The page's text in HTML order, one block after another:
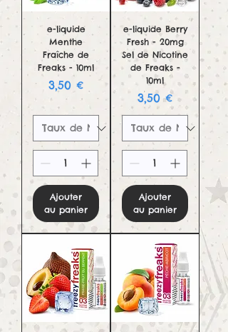
e-liquide
Menthe
Fraîche de
Freaks - 10ml
Prix
3,50 €
Ajouter
au panier
e-liquide Berry
Fresh - 20mg
Sel de Nicotine
de Freaks -
10ml
Prix
3,50 €
Ajouter
au panier